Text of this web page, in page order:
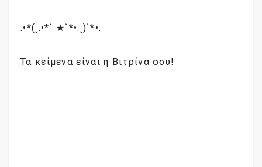
.•*(¸.•*´ ★`*•.¸)`*•.
Τα κείμενα είναι η Βιτρίνα σου!